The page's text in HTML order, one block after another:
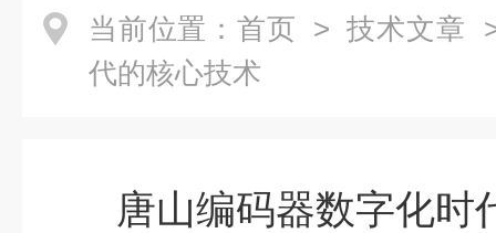
当前位置： 首页 > 技术文章
代的核心技术
唐山编码器数字化时